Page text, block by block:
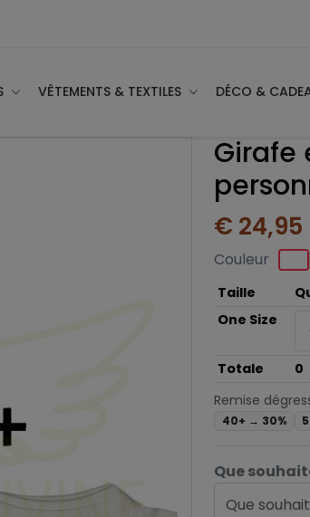
VÊTEMENTS & TEXTILES DÉCO &
Girafe
€ 24,95
Couleur
Taille
One Size
Totale
0
Remise
40+ → 30%
Que
Que